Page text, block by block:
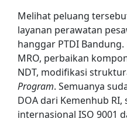
Melihat peluang
layanan perawatan
hanggar PTDI
MRO, perbaikan
NDT, modifikasi
Program. Semuanya
DOA dari Kemenhub
internasional ISO 9001